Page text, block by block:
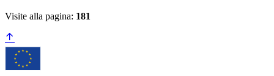
Visite alla pagina: 181